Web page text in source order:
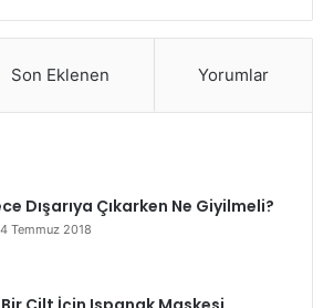
Son Eklenen Yorumlar
Dışarıya Çıkarken Ne Giyilmeli?
Temmuz 2018